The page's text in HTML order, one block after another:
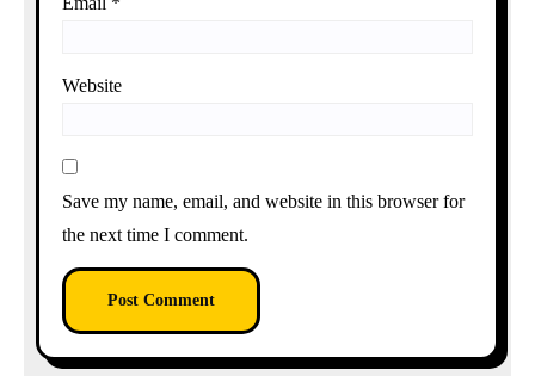
Website
Save my name, email, and website in this browser for
the next time I comment.